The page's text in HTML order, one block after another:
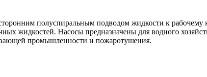
полуспиральным подводом жидкости к рабочему
жидкостей. Насосы предназначены для водного
промышленности и пожаротушения.